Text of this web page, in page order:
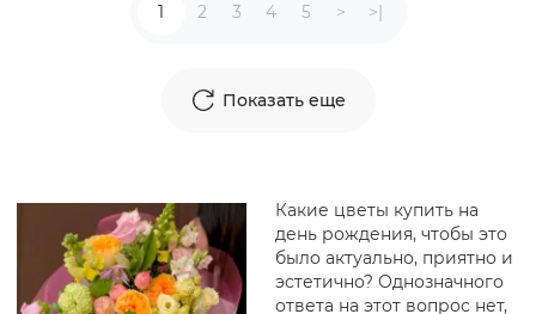
Показать еще
1 2 3 4 5 > >|
Какие цветы купить на
день рождения, чтобы это
было актуально, приятно и
эстетично? Однозначного
ответа на этот вопрос нет,